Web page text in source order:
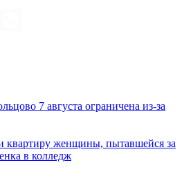
7 августа ограничена из-за
квартиру женщины, пытавшейся за
в колледж